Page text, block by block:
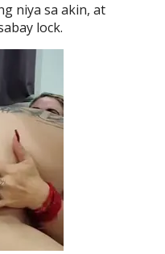
niya sa akin, at
lock.